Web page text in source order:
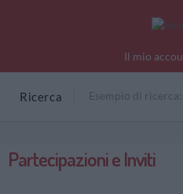
Il mio
Ricerca
Partecipazioni e Inviti